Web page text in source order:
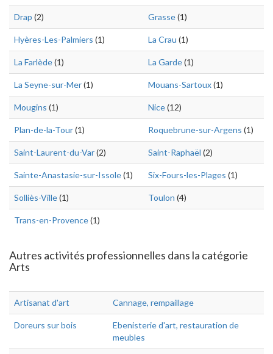
Drap (2) Grasse(1)
Hyères-Les-Palmiers (1) La Crau (1)
La Farlède(1) La Garde(1)
La Seyne-sur-Mer(1) Mouans-Sartoux(1)
Mougins (1) Nice(12)
Plan-de-la-Tour(1) Roquebrune-sur-Argens (1)
Saint-Laurent-du-Var(2) Saint-Raphaël (2)
Sainte-Anastasie-sur-Issole(1) Six-Fours-les-Plages (1)
Solliès-Ville(1) Toulon (4)
Trans-en-Provence(1)
Autres activités professionnelles dans la catégorie
Arts
Artisanat d'art Cannage, rempaillage
Doreurs sur bois
Ebenisterie d'art, restauration de
meubles